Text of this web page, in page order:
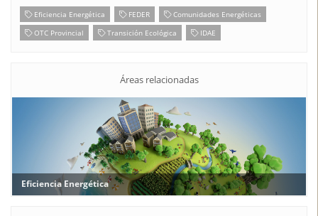
Eficiencia Energética FEDER
Comunidades Energéticas
OTC Provincial
Transición Ecológica IDAE
Áreas relacionadas
Eficiencia Energética